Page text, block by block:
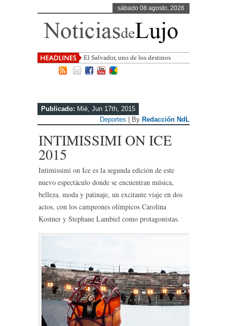
sábado 08 agosto, 2026
El Salvador, uno de los destinos con
mayor proyección de Centroamér
Publicado: Mié, Jun 17th, 2015
Deportes | By Redacción NdL
INTIMISSIMI ON ICE
2015
Intimissimi on Ice es la segunda edición de este
nuevo espectáculo donde se encuentran música,
belleza, moda y patinaje, un excitante viaje en dos
actos, con los campeones olímpicos Carolina
Kostner y Stephane Lambiel como protagonistas.